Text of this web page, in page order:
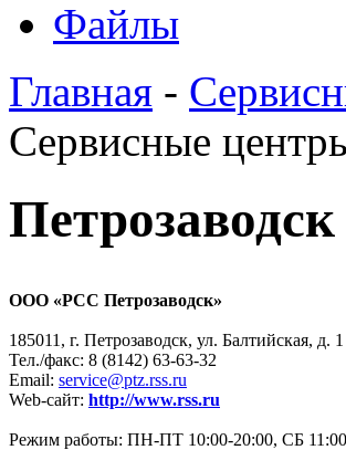
Файлы
Главная -
Сервисные
Петрозаводск
ООО «РСС Петрозаводск»
185011, г. Петрозаводск, ул. Балтийская, д. 1
Тел./факс: 8 (8142) 63-63-32
Email: service@ptz.rss.ru
Web-сайт: http://www.rss.ru
Режим работы: ПН-ПТ 10:00-20:00, СБ